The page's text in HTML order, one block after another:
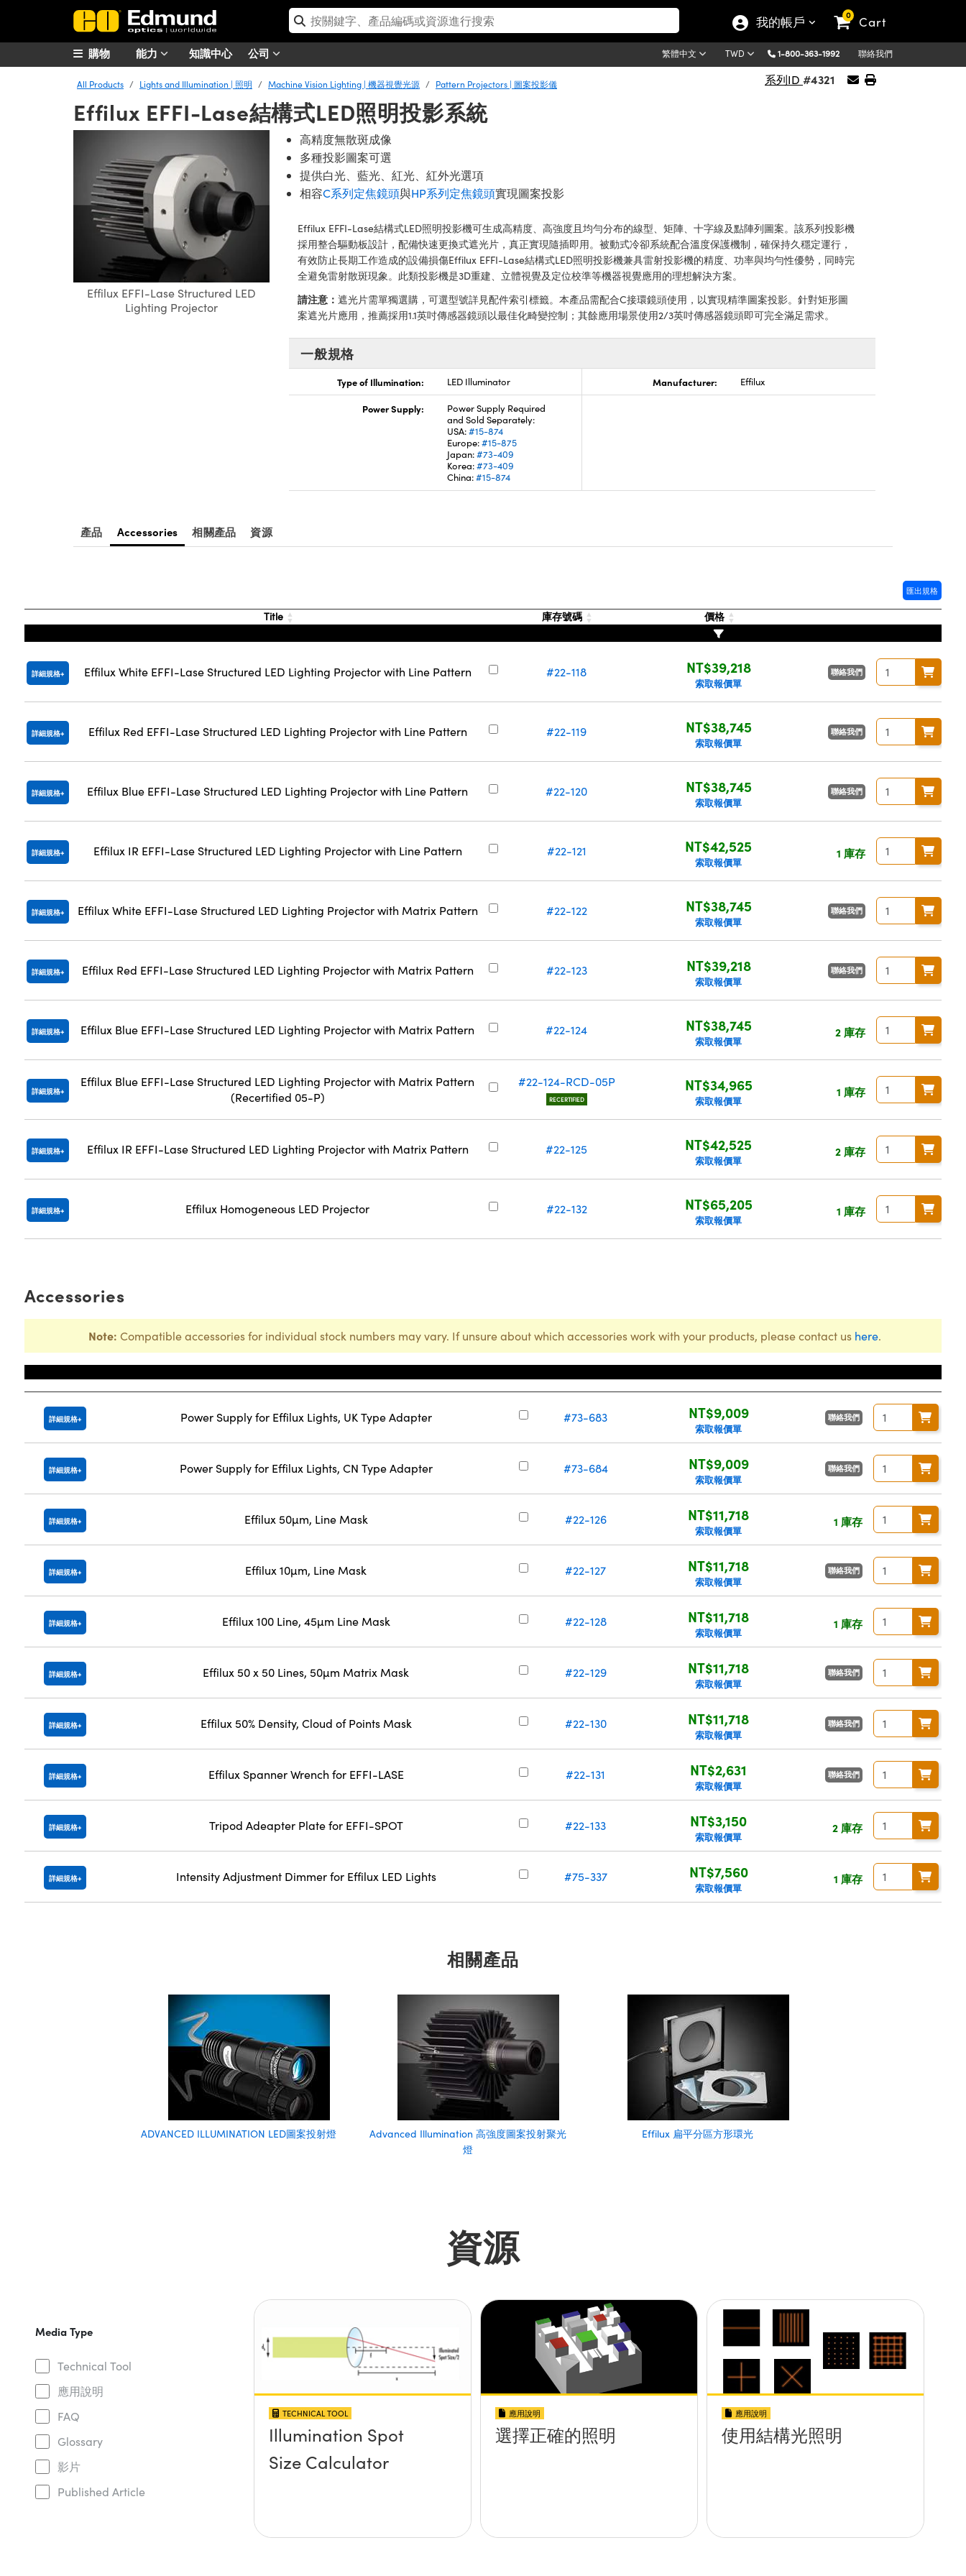
我的帳戶 0 Cart
能力 知識中心 公司 繁體中文 TWD 1-800-363-1992 聯絡我們
購物
All Products Lights and Illumination | 照明 Machine Vision Lighting | 機器視覺光源 Pattern Projectors | 圖案投影儀 系列ID #4321
Effilux EFFI-Lase結構式LED照明投影系統
Effilux EFFI-Lase Structured LED
Lighting Projector
高精度無散斑成像
多種投影圖案可選
提供白光、藍光、紅光、紅外光選項
相容C系列定焦鏡頭與HP系列定焦鏡頭實現圖案投影
Effilux EFFI-Lase結構式LED照明投影機可生成高精度、高強度且均勻分布的線型、矩陣、十字線及點陣列圖案。該系列投影機
採用整合驅動板設計，配備快速更換式遮光片，真正實現隨插即用。被動式冷卻系統配合溫度保護機制，確保持久穩定運行，
有效防止長期工作造成的設備損傷Effilux EFFI-Lase結構式LED照明投影機兼具雷射投影機的精度、功率與均勻性優勢，同時完
全避免雷射散斑現象。此類投影機是3D重建、立體視覺及定位校準等機器視覺應用的理想解決方案。
請注意： 遮光片需單獨選購，可選型號詳見配件索引標籤。本產品需配合C接環鏡頭使用，以實現精準圖案投影。針對矩形圖
案遮光片應用，推薦採用1.1英吋傳感器鏡頭以最佳化畸變控制；其餘應用場景使用2/3英吋傳感器鏡頭即可完全滿足需求。
一般規格
Type of Illumination: LED Illuminator Manufacturer: Effilux
Power Supply:
Power Supply Required
and Sold Separately:
USA:#15-874
Europe:#15-875
Japan:#73-409
Korea:#73-409
China:#15-874
產品 Accessories 相關產品 資源
匯出規格
Title 庫存號碼 價格
詳細規格 Effilux White EFFI-Lase Structured LED Lighting Projector with Line Pattern #22-118 NT$39,218
索取報價單
聯絡我們
詳細規格 Effilux Red EFFI-Lase Structured LED Lighting Projector with Line Pattern #22-119 NT$38,745
索取報價單
聯絡我們
詳細規格 Effilux Blue EFFI-Lase Structured LED Lighting Projector with Line Pattern #22-120 NT$38,745
索取報價單
聯絡我們
詳細規格 Effilux IR EFFI-Lase Structured LED Lighting Projector with Line Pattern #22-121 NT$42,525
索取報價單
1 庫存
詳細規格 Effilux White EFFI-Lase Structured LED Lighting Projector with Matrix Pattern #22-122 NT$38,745
索取報價單
聯絡我們
詳細規格 Effilux Red EFFI-Lase Structured LED Lighting Projector with Matrix Pattern #22-123 NT$39,218
索取報價單
聯絡我們
詳細規格 Effilux Blue EFFI-Lase Structured LED Lighting Projector with Matrix Pattern #22-124 NT$38,745
索取報價單
2 庫存
詳細規格
Effilux Blue EFFI-Lase Structured LED Lighting Projector with Matrix Pattern
(Recertified 05-P)
#22-124-RCD-05P
RECERTIFIED
NT$34,965
索取報價單
1 庫存
詳細規格 Effilux IR EFFI-Lase Structured LED Lighting Projector with Matrix Pattern #22-125 NT$42,525
索取報價單
2 庫存
詳細規格 Effilux Homogeneous LED Projector #22-132 NT$65,205
索取報價單
1 庫存
Accessories
Note: Compatible accessories for individual stock numbers may vary. If unsure about which accessories work with your products, please contact us here.
詳細規格 Power Supply for Effilux Lights, UK Type Adapter #73-683 NT$9,009
索取報價單
聯絡我們
詳細規格 Power Supply for Effilux Lights, CN Type Adapter #73-684 NT$9,009
索取報價單
聯絡我們
詳細規格 Effilux 50µm, Line Mask #22-126 NT$11,718
索取報價單
1 庫存
詳細規格 Effilux 10µm, Line Mask #22-127 NT$11,718
索取報價單
聯絡我們
詳細規格 Effilux 100 Line, 45µm Line Mask #22-128 NT$11,718
索取報價單
1 庫存
詳細規格 Effilux 50 x 50 Lines, 50µm Matrix Mask #22-129 NT$11,718
索取報價單
聯絡我們
詳細規格 Effilux 50% Density, Cloud of Points Mask #22-130 NT$11,718
索取報價單
聯絡我們
詳細規格 Effilux Spanner Wrench for EFFI-LASE #22-131 NT$2,631
索取報價單
聯絡我們
詳細規格 Tripod Adeapter Plate for EFFI-SPOT #22-133 NT$3,150
索取報價單
2 庫存
詳細規格 Intensity Adjustment Dimmer for Effilux LED Lights #75-337 NT$7,560
索取報價單
1 庫存
相關產品
ADVANCED ILLUMINATION LED圖案投射燈
Advanced Illumination 高強度圖案投射聚光
燈
Effilux 扁平分區方形環光
資源
Media Type
Technical Tool
應用說明
FAQ
Glossary
影片
Published Article
TECHNICAL TOOL
Illumination Spot
Size Calculator
應用說明
選擇正確的照明
應用說明
使用結構光照明